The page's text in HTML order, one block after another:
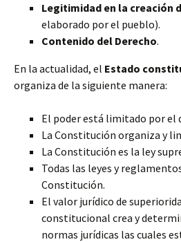
Legitimidad en la creación
elaborado por el pueblo).
Contenido del Derecho.
En la actualidad, el Estado
organiza de la siguiente manera:
El poder está limitado por el
La Constitución organiza y
La Constitución es la ley
Todas las leyes y
Constitución.
El valor jurídico de
constitucional crea y
normas jurídicas las cuales